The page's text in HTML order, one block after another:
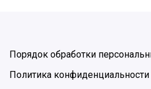
Порядок обработки
Политика